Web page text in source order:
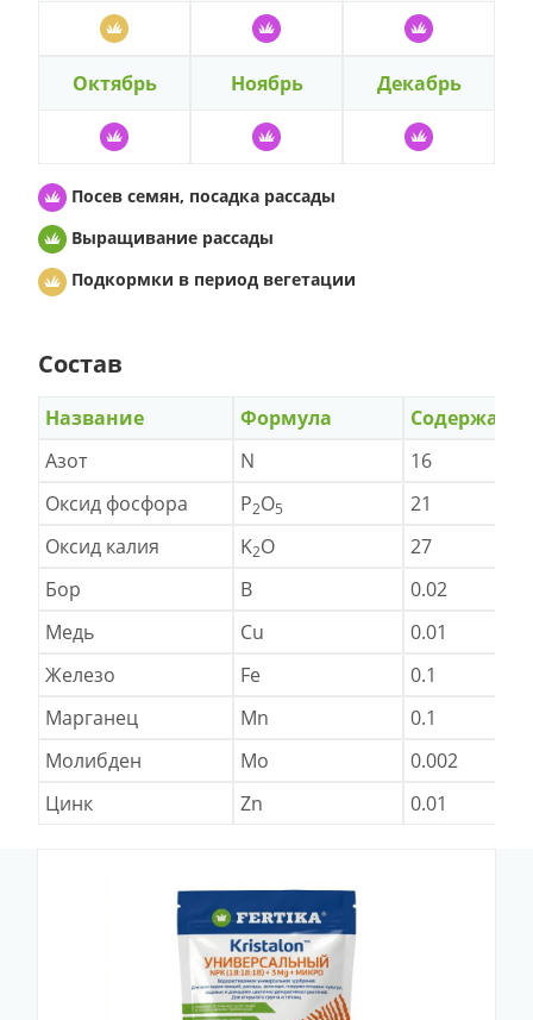
Октябрь Ноябрь Декабрь
Посев семян, посадка рассады
Выращивание рассады
Подкормки в период вегетации
Состав
Название Формула
Азот
N
16
Оксид фосфора
P2O5
21
Оксид калия
K2O
27
Бор
B
0.02
Медь
Cu
0.01
Железо
Fe
0.1
Марганец
Mn
0.1
Молибден
Mo
0.002
Цинк
Zn 0.01